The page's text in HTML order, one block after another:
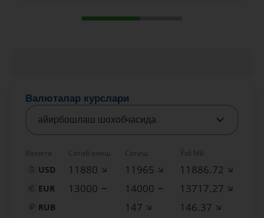
Валюталар курслари
айирбошлаш шохобчасида
Валюта Сотиб олиш Сотиш Ўзб МБ
USD 11880 11965 11886.72
EUR 13000 14000 13717.27
RUB 147 146.37